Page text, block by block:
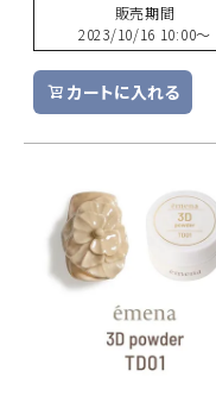
販売期間
2023/10/16 10:00〜
カートに入れる